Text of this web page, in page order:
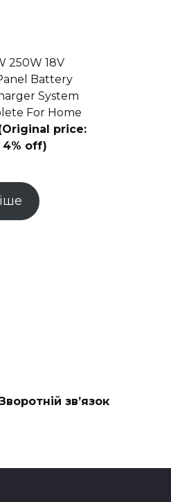
250W 18V
Battery
System
For Home
(Original price:
4% off)
зв’язок